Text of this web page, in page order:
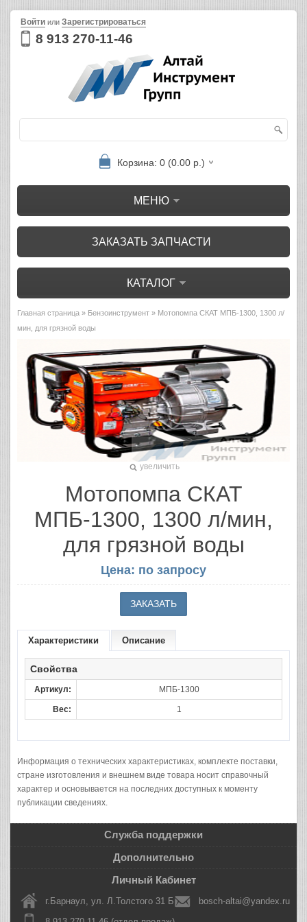
8 913 270-11-46
Войти или Зарегистрироваться
Корзина: 0 (0.00 р.)
МЕНЮ
ЗАКАЗАТЬ ЗАПЧАСТИ
КАТАЛОГ
Главная страница » Бензоинструмент » Мотопомпа СКАТ МПБ-1300, 1300 л/
мин, для грязной воды
увеличить
Мотопомпа СКАТ
МПБ-1300, 1300 л/мин,
для грязной воды
Цена: по запросу
Характеристики Описание
Свойства
Артикул: МПБ-1300
Вес: 1
Информация о технических характеристиках, комплекте поставки,
стране изготовления и внешнем виде товара носит справочный
характер и основывается на последних доступных к моменту
публикации сведениях.
Служба поддержки
Дополнительно
Личный Кабинет
г.Барнаул, ул. Л.Толстого 31 Б
bosch-altai@yandex.ru